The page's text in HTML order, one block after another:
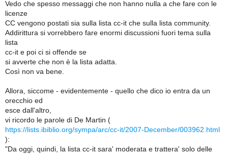
Vedo che spesso messaggi che non hanno nulla a che fare con le
licenze
CC vengono postati sia sulla lista cc-it che sulla lista community.
Addirittura si vorrebbero fare enormi discussioni fuori tema sulla
lista
cc-it e poi ci si offende se
si avverte che non è la lista adatta.
Così non va bene.
Allora, siccome - evidentemente - quello che dico io entra da un
orecchio ed
esce dall'altro,
vi ricordo le parole di De Martin (
https://lists.ibiblio.org/sympa/arc/cc-it/2007-December/003962.html
):
"Da oggi, quindi, la lista cc-it sara' moderata e trattera' solo delle